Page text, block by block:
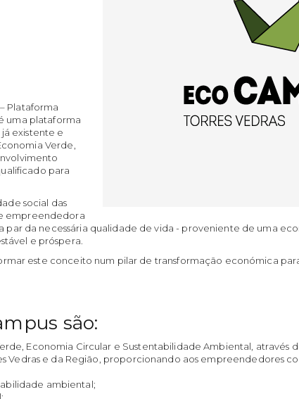
Plataforma
uma plataforma
existente e
Verde,
para
social das
empreendedora
par da necessária qualidade de vida - proveniente de uma
e próspera.
este conceito num pilar de transformação económica
são:
Economia Circular e Sustentabilidade Ambiental, através
e da Região, proporcionando aos empreendedores
ambiental;